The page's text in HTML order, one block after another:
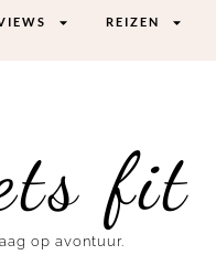
REIZEN
fit
op avontuur.